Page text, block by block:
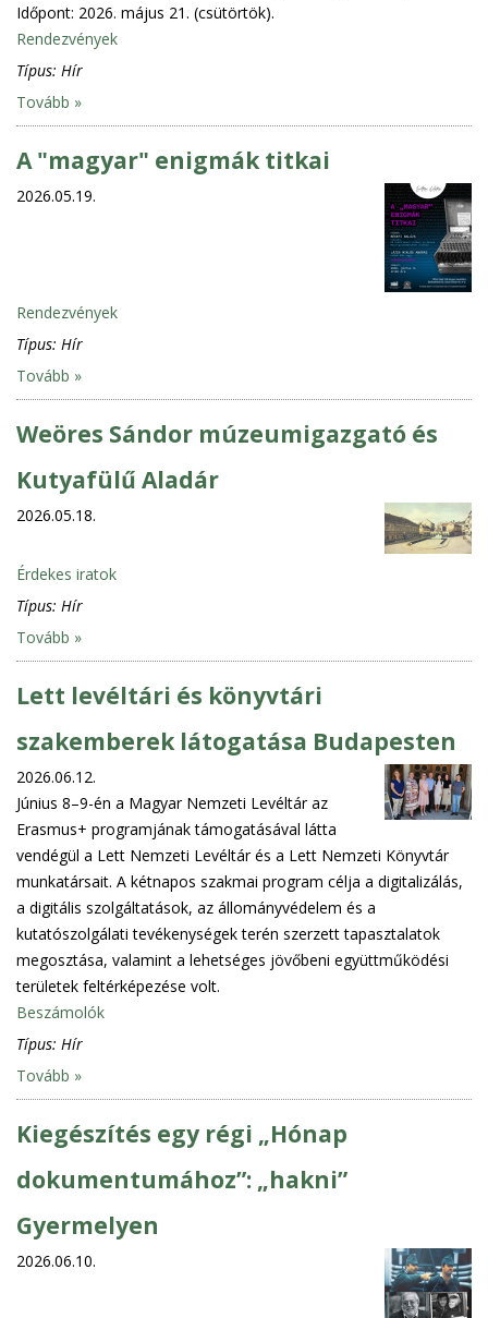
Időpont: 2026. május 21. (csütörtök).
Rendezvények
Típus: Hír
Tovább »
A "magyar" enigmák titkai
2026.05.19.
Rendezvények
Típus: Hír
Tovább »
Weöres Sándor múzeumigazgató és
Kutyafülű Aladár
2026.05.18.
Érdekes iratok
Típus: Hír
Tovább »
Lett levéltári és könyvtári
szakemberek látogatása Budapesten
2026.06.12.
Június 8–9-én a Magyar Nemzeti Levéltár az
Erasmus+ programjának támogatásával látta
vendégül a Lett Nemzeti Levéltár és a Lett Nemzeti Könyvtár
munkatársait. A kétnapos szakmai program célja a digitalizálás,
a digitális szolgáltatások, az állományvédelem és a
kutatószolgálati tevékenységek terén szerzett tapasztalatok
megosztása, valamint a lehetséges jövőbeni együttműködési
területek feltérképezése volt.
Beszámolók
Típus: Hír
Tovább »
Kiegészítés egy régi „Hónap
dokumentumához”: „hakni”
Gyermelyen
2026.06.10.